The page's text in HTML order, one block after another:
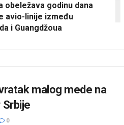
obeležava godinu dana
avio-linije između
i Guangdžoua
malog mede na
Srbije
0